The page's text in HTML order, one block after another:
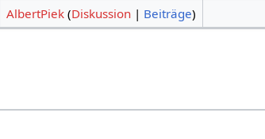
AlbertPiek (Diskussion| Beiträge)